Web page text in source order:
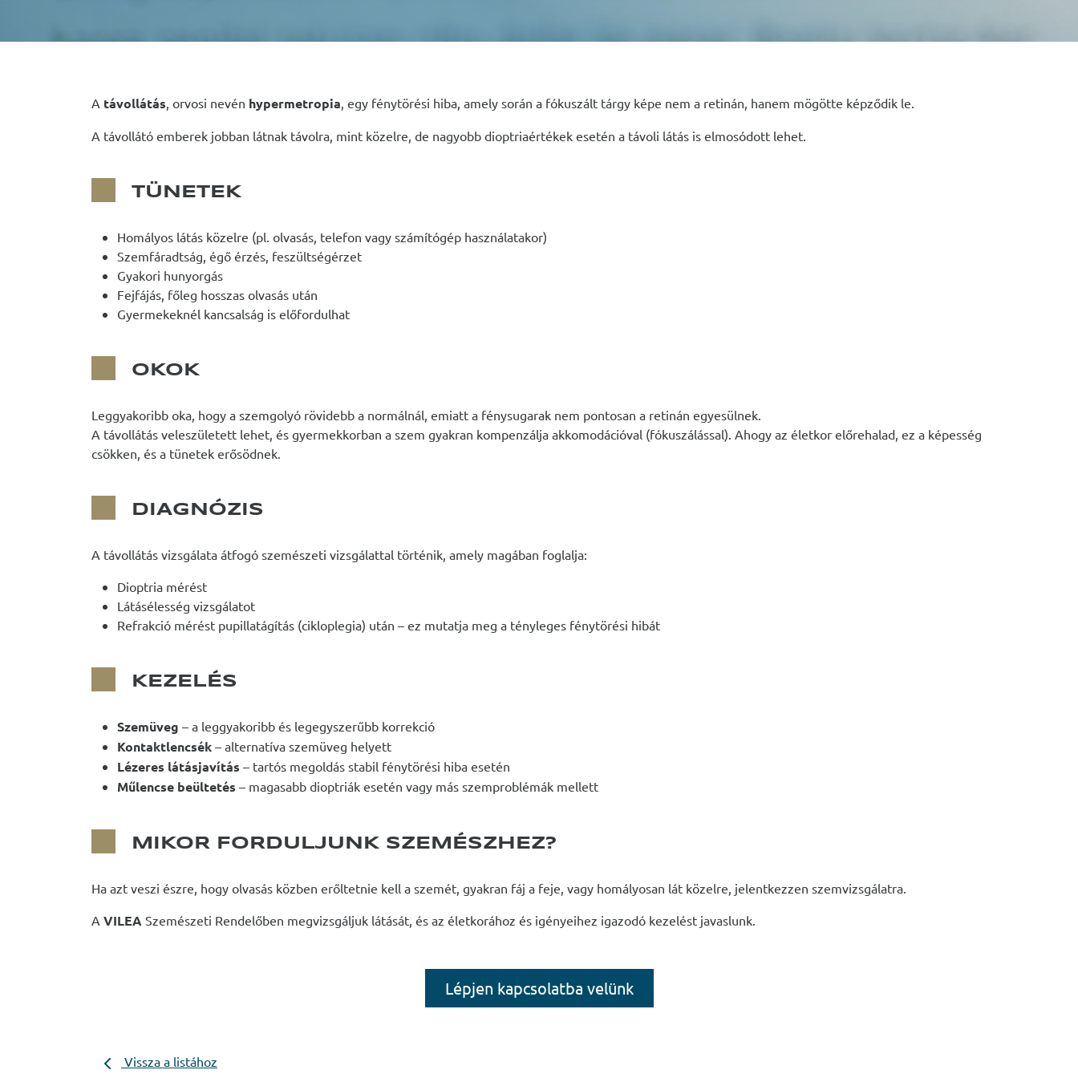
A távollátás, orvosi nevén hypermetropia, egy fénytörési hiba, amely során a fókuszált tárgy képe nem a retinán, hanem mögötte képződik le.
A távollátó emberek jobban látnak távolra, mint közelre, de nagyobb dioptriaértékek esetén a távoli látás is elmosódott lehet.
TÜNETEK
Homályos látás közelre (pl. olvasás, telefon vagy számítógép használatakor)
Szemfáradtság, égő érzés, feszültségérzet
Gyakori hunyorgás
Fejfájás, főleg hosszas olvasás után
Gyermekeknél kancsalság is előfordulhat
OKOK
Leggyakoribb oka, hogy a szemgolyó rövidebb a normálnál, emiatt a fénysugarak nem pontosan a retinán egyesülnek.
A távollátás veleszületett lehet, és gyermekkorban a szem gyakran kompenzálja akkomodációval (fókuszálással). Ahogy az életkor előrehalad, ez a képesség
csökken, és a tünetek erősödnek.
DIAGNÓZIS
A távollátás vizsgálata átfogó szemészeti vizsgálattal történik, amely magában foglalja:
Dioptria mérést
Látásélesség vizsgálatot
Refrakció mérést pupillatágítás (cikloplegia) után – ez mutatja meg a tényleges fénytörési hibát
KEZELÉS
Szemüveg – a leggyakoribb és legegyszerűbb korrekció
Kontaktlencsék – alternatíva szemüveg helyett
Lézeres látásjavítás – tartós megoldás stabil fénytörési hiba esetén
Műlencse beültetés – magasabb dioptriák esetén vagy más szemproblémák mellett
MIKOR FORDULJUNK SZEMÉSZHEZ?
Ha azt veszi észre, hogy olvasás közben erőltetnie kell a szemét, gyakran fáj a feje, vagy homályosan lát közelre, jelentkezzen szemvizsgálatra.
A VILEA Szemészeti Rendelőben megvizsgáljuk látását, és az életkorához és igényeihez igazodó kezelést javaslunk.
Lépjen kapcsolatba velünk
Vissza a listához